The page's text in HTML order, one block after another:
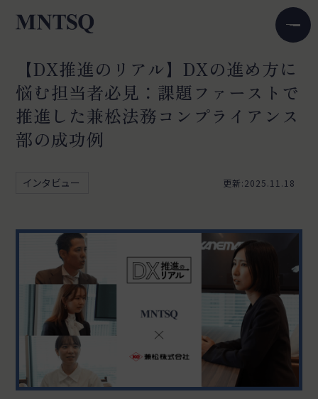
【DX推進のリアル】DXの進め方に
悩む担当者必見：課題ファーストで
推進した兼松法務コンプライアンス
部の成功例
インタビュー 更新:2025.11.18